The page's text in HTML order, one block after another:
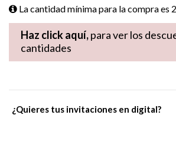
La cantidad mínima para la compra es
Haz click aquí,para ver los
cantidades
¿Quieres tus invitaciones en digital?